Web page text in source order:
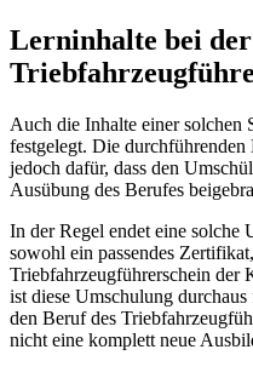
Lerninhalte bei
Auch die Inhalte einer solchen
festgelegt. Die
jedoch dafür, dass den
Ausübung des Berufes
In der Regel endet eine solche
sowohl ein passendes
Triebfahrzeugführerschein der
ist diese Umschulung
den Beruf des
nicht eine komplett neue